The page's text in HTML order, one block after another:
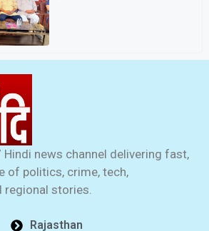
news channel delivering fast,
of politics, crime, tech,
regional stories.
Rajasthan